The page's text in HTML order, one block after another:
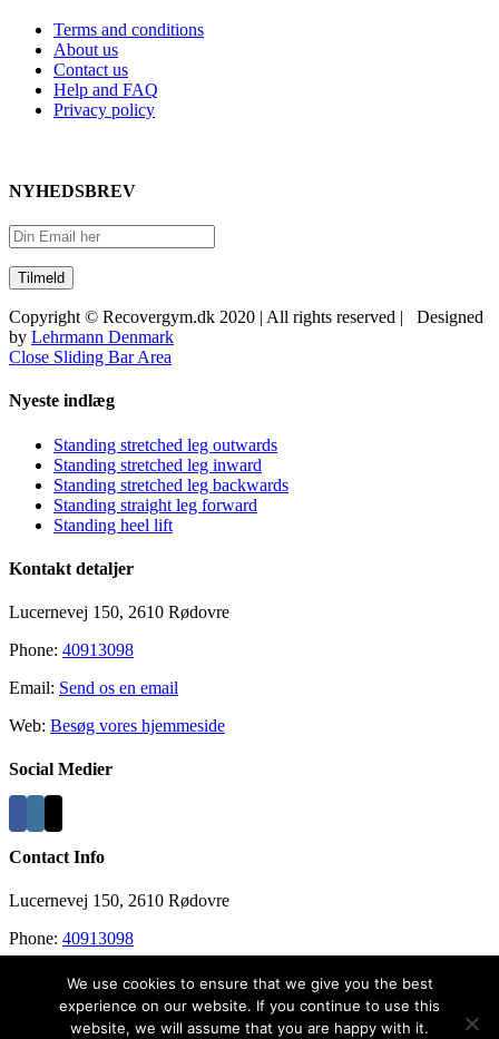
Terms and conditions
About us
Contact us
Help and FAQ
Privacy policy
NYHEDSBREV
Copyright © Recovergym.dk 2020 | All rights reserved | Designed
by Lehrmann Denmark
Close Sliding Bar Area
Nyeste indlæg
Standing stretched leg outwards
Standing stretched leg inward
Standing stretched leg backwards
Standing straight leg forward
Standing heel lift
Kontakt detaljer
Lucernevej 150, 2610 Rødovre
Phone: 40913098
Email: Send os en email
Web: Besøg vores hjemmeside
Social Medier
Contact Info
Lucernevej 150, 2610 Rødovre
Phone: 40913098
info@recovergym.com
https://recovergym.com/
We use cookies to ensure that we give you the best
experience on our website. If you continue to use this
website, we will assume that you are happy with it.